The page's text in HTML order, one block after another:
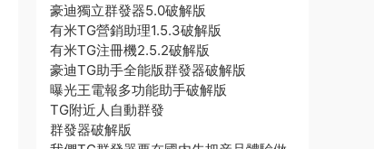
豪迪獨立群發器5.0破解版
有米TG營銷助理1.5.3破解版
有米TG注冊機2.5.2破解版
豪迪TG助手全能版群發器破解版
曝光王電報多功能助手破解版
TG附近人自動群發
群發器破解版